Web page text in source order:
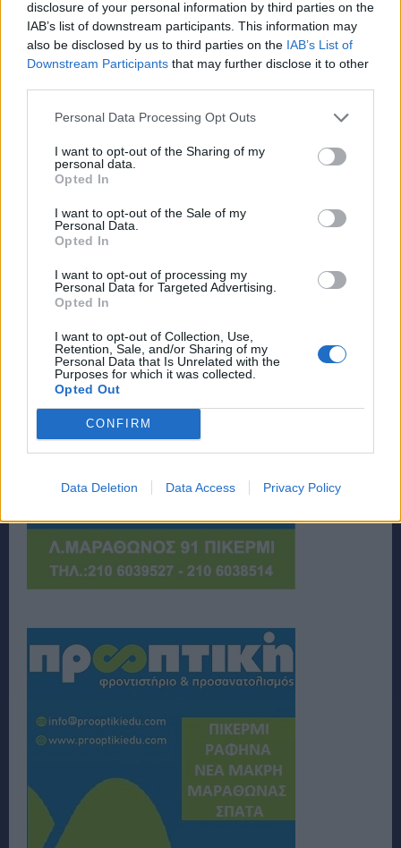
disclosure of your personal information by third parties on the
IAB’s list of downstream participants. This information may
also be disclosed by us to third parties on the IAB’s List of
Downstream Participants that may further disclose it to other
Personal Data Processing Opt Outs
I want to opt-out of the Sharing of my
personal data.
Opted In
I want to opt-out of the Sale of my
Personal Data.
Opted In
I want to opt-out of processing my
Personal Data for Targeted Advertising.
Opted In
I want to opt-out of Collection, Use,
Retention, Sale, and/or Sharing of my
Personal Data that Is Unrelated with the
Purposes for which it was collected.
Opted Out
CONFIRM
Data Deletion Data Access Privacy Policy